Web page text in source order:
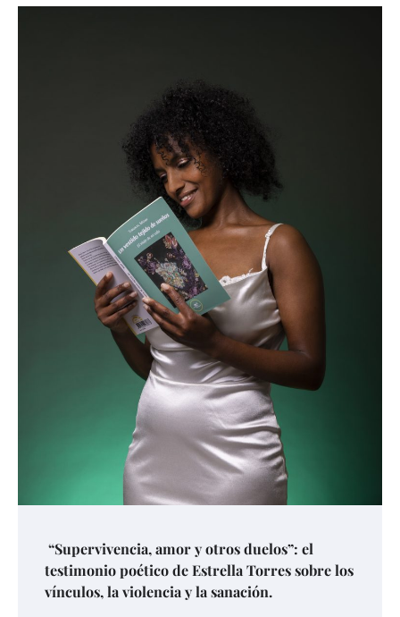
“Supervivencia, amor y otros duelos”: el
testimonio poético de Estrella Torres sobre los
vínculos, la violencia y la sanación.